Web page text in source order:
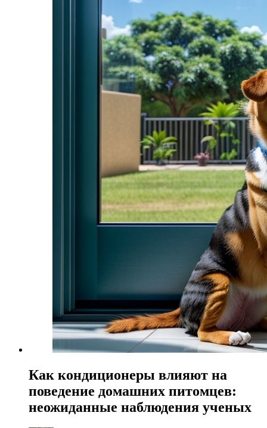
Как кондиционеры влияют на
поведение домашних питомцев:
неожиданные наблюдения ученых